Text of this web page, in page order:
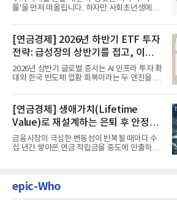
률'을 먼저 떠올립니다. 하지만 사회초년생에게
[연금경제] 2026년 하반기 ETF 투자
전략: 급성장의 상반기를 접고, 이제
'실적'이 가르는 하반기를 맞다
2026년 상반기 글로벌 증시는 AI 인프라 투자 확
대와 한국 반도체 업황 회복이라는 두 엔진을 달
[연금경제] 생애가치(Lifetime
Value)로 재설계하는 은퇴 후 안정적
생활보장과 평생소득 전략
금융시장의 극심한 변동성이 반복될 때마다 수
십 년간 쌓아온 연금 적립금을 중도에 인출하거
epic-Who